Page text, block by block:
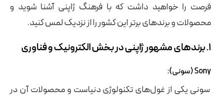
فرصت را خواهید داشت که با فرهنگ ژاپنی آشنا شوید و
محصولات و برندهای برتر این کشور را از نزدیک لمس کنید.
۱. برندهای مشهور ژاپنی در بخش الکترونیک و فناوری
Sony (سونی):
سونی یکی از غول‌های تکنولوژی دنیاست و محصولات آن در